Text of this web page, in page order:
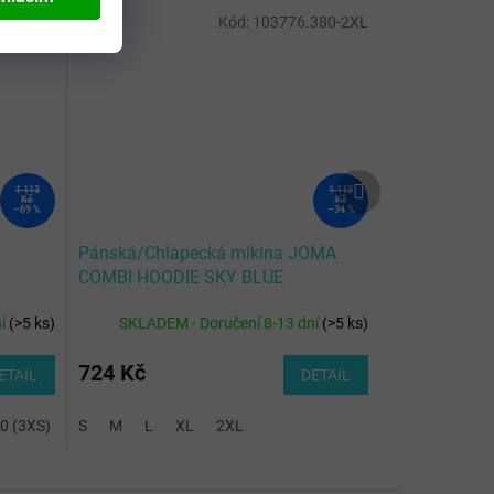
1 113
Kč
–69 %
(>5 ks)
(3XS)
-3XS-
1 113
Kč
–34 %
Pánská/Chlapecká mikina JOMA
COMBI HOODIE SKY BLUE
SKLADEM - Doručení 8-13 dní(>5 ks)
724 Kč DETAIL
S M L XL 2XL
Kód: 103776.380-2XL
produkt